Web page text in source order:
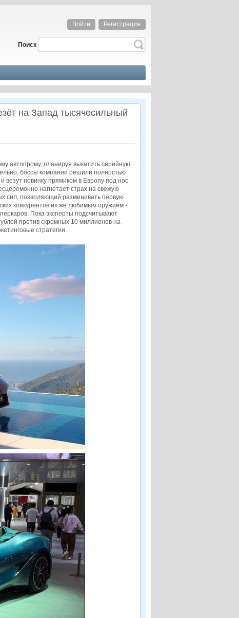
Войти Регистрация
Поиск
на Запад тысячесильный
автопрому, планируя выкатить серийную
боссы компании решили полностью
везут новинку прямиком в Европу под нос
нагнетает страх на свежую
сил, позволяющий разменивать первую
конкурентов их же любимым оружием -
Пока эксперты подсчитывают
против скромных 10 миллионов на
стратегии.